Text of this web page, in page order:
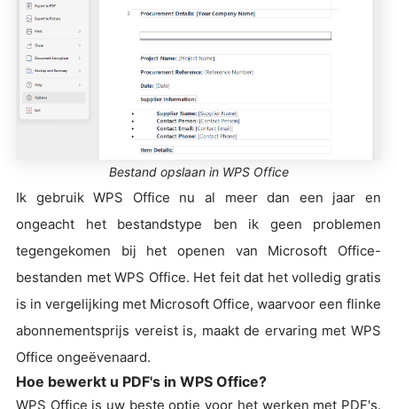
Bestand opslaan in WPS Office
Ik gebruik WPS Office nu al meer dan een jaar en
ongeacht het bestandstype ben ik geen problemen
tegengekomen bij het openen van Microsoft Office-
bestanden met WPS Office. Het feit dat het volledig gratis
is in vergelijking met Microsoft Office, waarvoor een flinke
abonnementsprijs vereist is, maakt de ervaring met WPS
Office ongeëvenaard.
Hoe bewerkt u PDF's in WPS Office?
WPS Office is uw beste optie voor het werken met PDF's.